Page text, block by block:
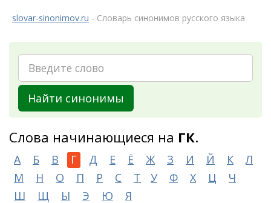
slovar-sinonimov.ru - Словарь синонимов русского языка
Найти синонимы
Слова начинающиеся на ГК.
А Б В Г Д Е Ё Ж З И Й К
Л
М
Н О П Р С Т У Ф Х Ц
Ч
Ш
Щ Ы Э Ю Я